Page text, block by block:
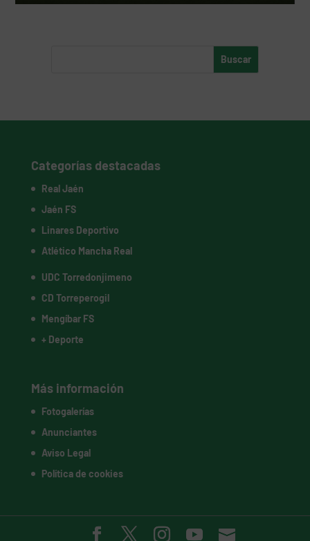
Categorías destacadas
Real Jaén
Jaén FS
Linares Deportivo
Atlético Mancha Real
UDC Torredonjimeno
CD Torreperogil
Mengíbar FS
+ Deporte
Más información
Fotogalerías
Anunciantes
Aviso Legal
Política de cookies